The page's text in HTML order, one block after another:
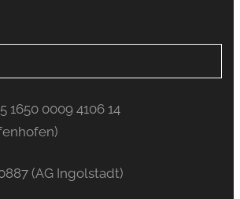
1650 0009 4106 14
(AG Ingolstadt)